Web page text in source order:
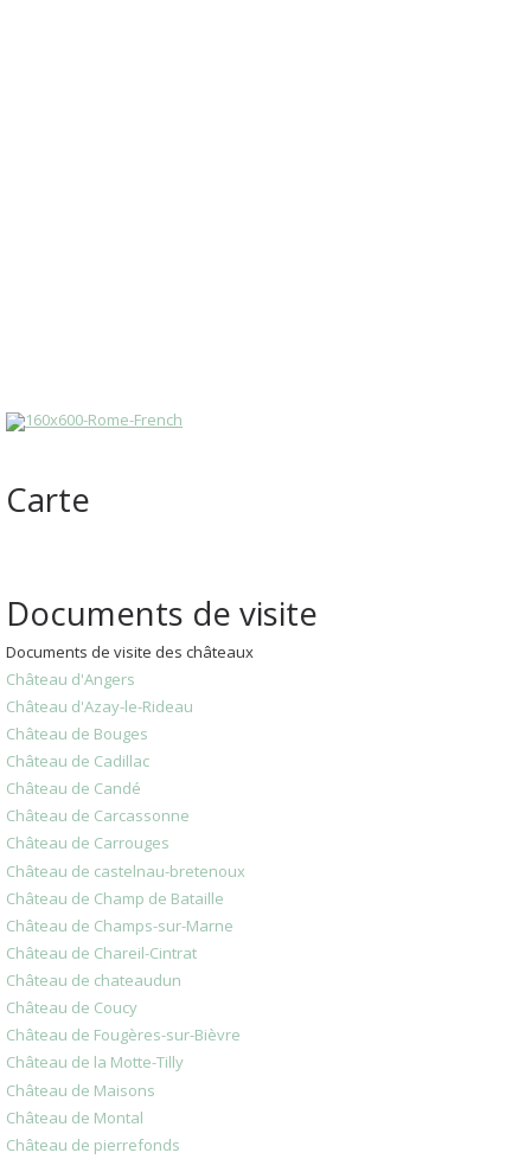
Carte
Documents de visite
Documents de visite des châteaux
Château d'Angers
Château d'Azay-le-Rideau
Château de Bouges
Château de Cadillac
Château de Candé
Château de Carcassonne
Château de Carrouges
Château de castelnau-bretenoux
Château de Champ de Bataille
Château de Champs-sur-Marne
Château de Chareil-Cintrat
Château de chateaudun
Château de Coucy
Château de Fougères-sur-Bièvre
Château de la Motte-Tilly
Château de Maisons
Château de Montal
Château de pierrefonds